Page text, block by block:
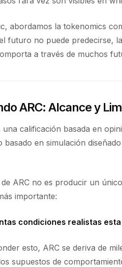
abordamos la tokenomics
futuro no puede predecirse,
a través de muchos
ARC: Alcance y
una calificación basada en
basado en simulación
de ARC no es producir un
importante:
condiciones realistas
esto, ARC se deriva de
supuestos de